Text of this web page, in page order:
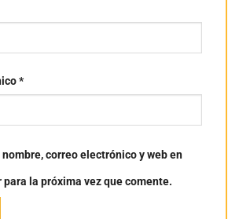
*
correo electrónico y web en
la próxima vez que comente.